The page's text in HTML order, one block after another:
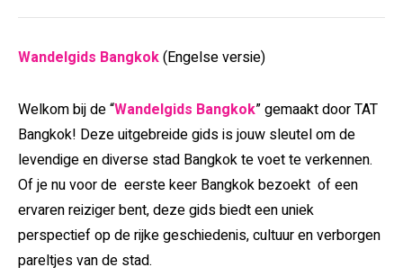
Wandelgids Bangkok(Engelse versie)
Welkom bij de “Wandelgids Bangkok” gemaakt door TAT
Bangkok! Deze uitgebreide gids is jouw sleutel om de
levendige en diverse stad Bangkok te voet te verkennen.
Of je nu voor de eerste keer Bangkok bezoekt of een
ervaren reiziger bent, deze gids biedt een uniek
perspectief op de rijke geschiedenis, cultuur en verborgen
pareltjes van de stad.